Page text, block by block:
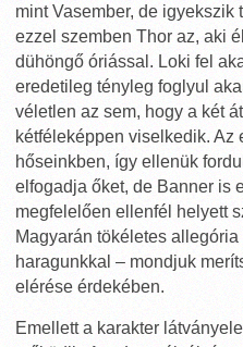
mint Vasember, de
ezzel szemben Thor az, aki
dühöngő óriással. Loki fel
eredetileg tényleg foglyul
véletlen az sem, hogy a két
kétféleképpen viselkedik. Az
hőseinkben, így ellenük
elfogadja őket, de Banner is
megfelelően ellenfél helyett
Magyarán tökéletes
haragunkkal – mondjuk
elérése érdekében.
Emellett a karakter